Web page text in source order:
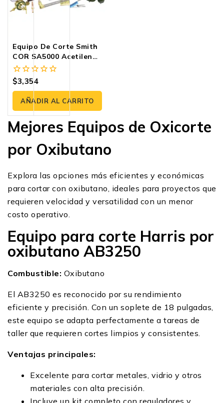
Equipo De Corte Smith
COR SA5000 Acetileno
21” | Cortec
0
fuera
5
$3,354
AÑADIR AL CARRITO
Mejores Equipos de Oxicorte
por Oxibutano
Explora las opciones más eficientes y económicas
para cortar con oxibutano, ideales para proyectos que
requieren velocidad y versatilidad con un menor
costo operativo.
Equipo para corte Harris por
oxibutano AB3250
Combustible: Oxibutano
El AB3250 es reconocido por su rendimiento
eficiente y precisión. Con un soplete de 18 pulgadas,
este equipo se adapta perfectamente a tareas de
taller que requieren cortes limpios y consistentes.
Ventajas principales:
Excelente para cortar metales, vidrio y otros
materiales con alta precisión.
Incluye un kit completo con reguladores y